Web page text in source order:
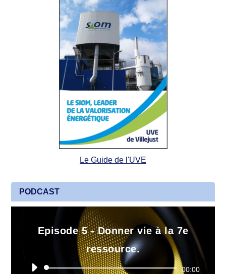
Le Guide de l'UVE
PODCAST
Episode 5 - Donner vie à la 7e
ressource.
Lecteur
00:00